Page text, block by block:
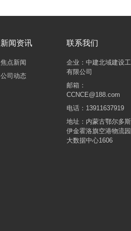
新闻资讯
焦点新闻
公司动态
联系我们
企业：中建北域建设
有限公司
邮箱：
CCNCE@188.com
电话：13911637919
地址：内蒙古鄂尔多
伊金霍洛旗空港物流
大数据中心1606